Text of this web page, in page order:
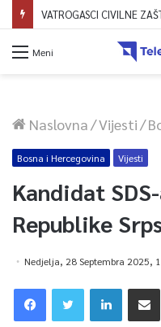
Meni
Naslovna/Vijesti/
Bosna i Hercegovina Vijesti
Kandidat
Republike
Nedjelja, 28 Septembra 2025,